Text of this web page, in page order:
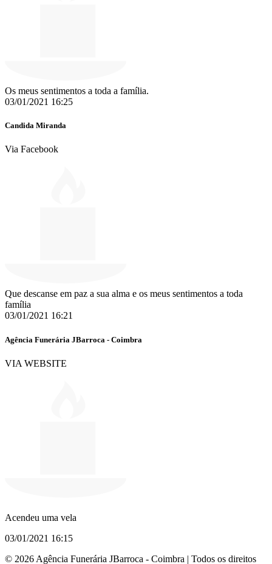
Os meus sentimentos a toda a família.
03/01/2021 16:25
Candida Miranda
Via Facebook
Que descanse em paz a sua alma e os meus sentimentos a toda
família
03/01/2021 16:21
Agência Funerária JBarroca - Coimbra
VIA WEBSITE
Acendeu uma vela
03/01/2021 16:15
© 2026 Agência Funerária JBarroca - Coimbra | Todos os direitos